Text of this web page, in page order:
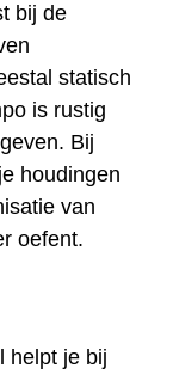
bij de
statisch
is rustig
Bij
houdingen
van
oefent.
helpt je bij